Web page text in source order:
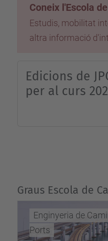
Coneix l'Escola
Estudis, mobilitat
altra informació
Edicions de
per al curs
Graus Escola de
Enginyeria de
Ports